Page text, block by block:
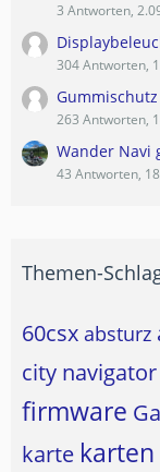
3 Antworten,
304 Antworten,
263 Antworten,
Wander Navi
43 Antworten,
Themen-
60csx absturz
city navigator
firmware
karte karten